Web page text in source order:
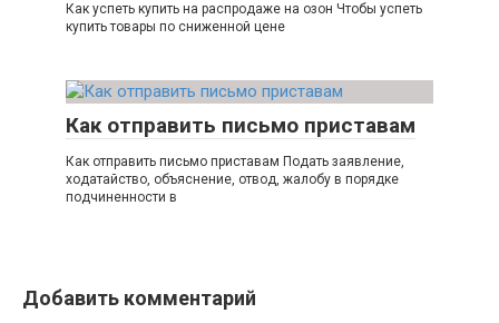
Как успеть купить на распродаже на озон Чтобы успеть
купить товары по сниженной цене
Как отправить письмо приставам
Как отправить письмо приставам Подать заявление,
ходатайство, объяснение, отвод, жалобу в порядке
подчиненности в
Добавить комментарий